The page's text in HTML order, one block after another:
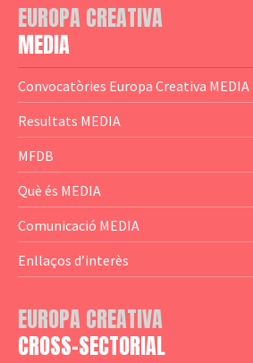
EUROPA CREATIVA
MEDIA
Convocatòries Europa Creativa MEDIA
— Content Cluster
— Business Cluster
— Audience Cluster
— Altres
Resultats MEDIA
MFDB
Què és MEDIA
— El subprograma MEDIA
— Agència Executiva
— Logotips
Comunicació MEDIA
— Estrenes a Catalunya
— Notícies
Enllaços d’interès
EUROPA CREATIVA
CROSS-SECTORIAL